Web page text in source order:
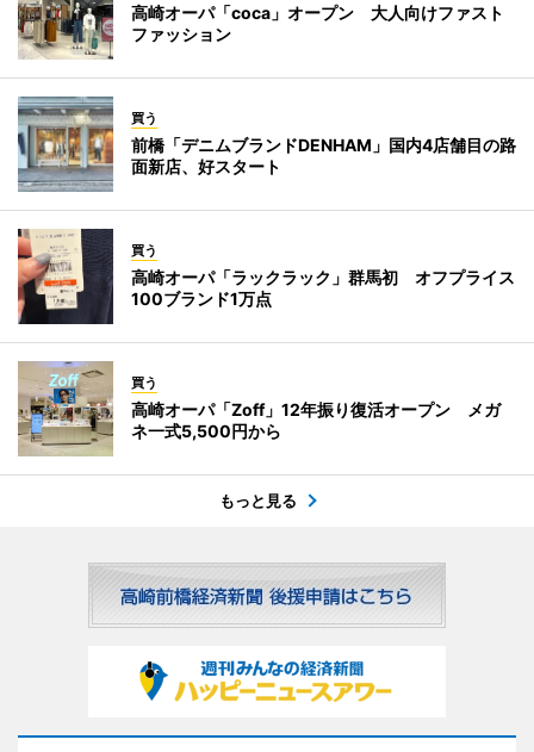
高崎オーパ「coca」オープン 大人向けファスト
ファッション
買う
前橋「デニムブランドDENHAM」国内4店舗目の路
面新店、好スタート
買う
高崎オーパ「ラックラック」群馬初 オフプライス
100ブランド1万点
買う
高崎オーパ「Zoff」12年振り復活オープン メガ
ネ一式5,500円から
もっと見る